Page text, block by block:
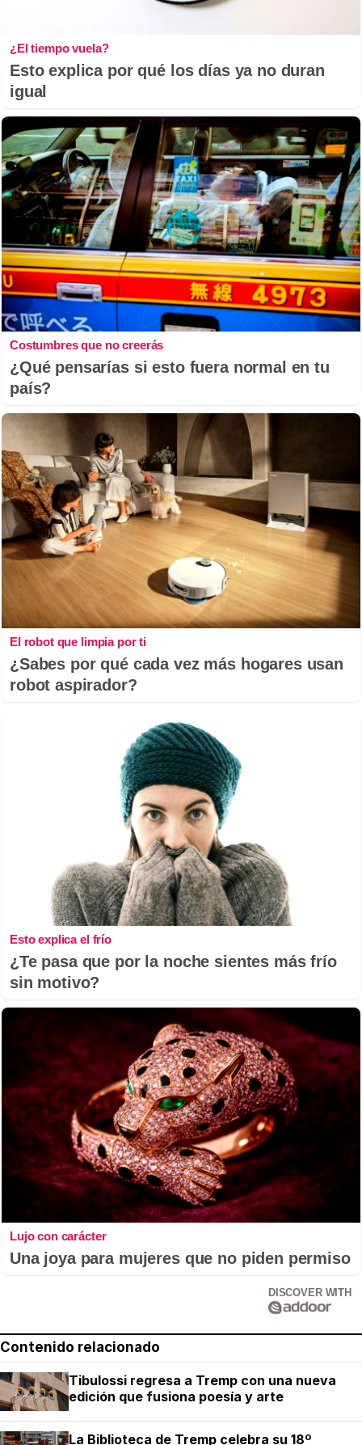
¿El tiempo vuela?
Esto explica por qué los días ya no duran
igual
Costumbres que no creerás
¿Qué pensarías si esto fuera normal en tu
país?
El robot que limpia por ti
¿Sabes por qué cada vez más hogares usan
robot aspirador?
Esto explica el frío
¿Te pasa que por la noche sientes más frío
sin motivo?
Lujo con carácter
Una joya para mujeres que no piden permiso
DISCOVER WITH
Contenido relacionado
Tibulossi regresa a Tremp con una nueva
edición que fusiona poesía y arte
La Biblioteca de Tremp celebra su 18º